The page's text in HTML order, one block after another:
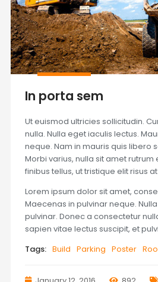
In porta sem
Ut euismod ultricies sollicitudin.
nulla. Nulla eget iaculis lectus.
neque. Nam in mauris quis libero
Morbi varius, nulla sit amet
finibus tellus, ut tristique elit risus
Lorem ipsum dolor sit amet,
Maecenas in pulvinar neque.
pulvinar. Donec a consectetur
sapien vitae lectus suscipit, et
Tags: Build Parking Poster